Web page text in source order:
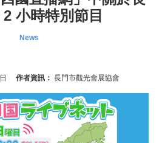
2 小時特別節目
News
作者資訊： 長門市觀光會展協會